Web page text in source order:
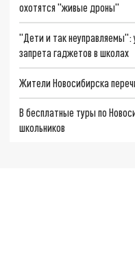
охотятся "живые дроны"
"Дети и так неуправляемы":
запрета гаджетов в школах
Жители Новосибирска
В бесплатные туры по
школьников